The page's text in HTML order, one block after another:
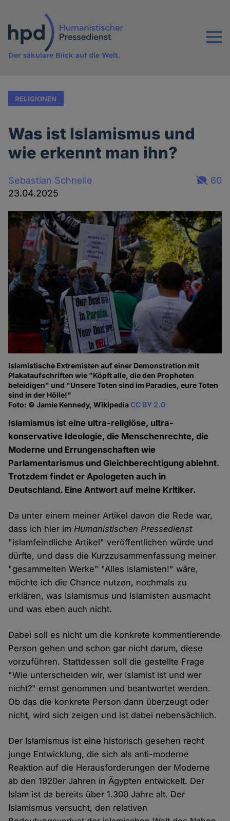
Inhalt
Menu
Der säkulare Blick auf die Welt.
RELIGIONEN
Was ist Islamismus und
wie erkennt man ihn?
Sebastian Schnelle
23.04.2025
60
Islamistische Extremisten auf einer Demonstration mit
Plakataufschriften wie "Köpft alle, die den Propheten
beleidigen" und "Unsere Toten sind im Paradies, eure Toten
sind in der Hölle!"
Foto: © Jamie Kennedy, WikipediaCC BY 2.0
Islamismus ist eine ultra-religiöse, ultra-
konservative Ideologie, die Menschenrechte, die
Moderne und Errungenschaften wie
Parlamentarismus und Gleichberechtigung ablehnt.
Trotzdem findet er Apologeten auch in
Deutschland. Eine Antwort auf meine Kritiker.
Da unter einem meiner Artikel davon die Rede war,
dass ich hier imHumanistischen Pressedienst
"islamfeindliche Artikel" veröffentlichen würde und
dürfte, und dass die Kurzzusammenfassung meiner
"gesammelten Werke" "Alles Islamisten!" wäre,
möchte ich die Chance nutzen, nochmals zu
erklären, was Islamismus und Islamisten ausmacht
und was eben auch nicht.
Dabei soll es nicht um die konkrete kommentierende
Person gehen und schon gar nicht darum, diese
vorzuführen. Stattdessen soll die gestellte Frage
"Wie unterscheiden wir, wer Islamist ist und wer
nicht?" ernst genommen und beantwortet werden.
Ob das die konkrete Person dann überzeugt oder
nicht, wird sich zeigen und ist dabei nebensächlich.
Der Islamismus ist eine historisch gesehen recht
junge Entwicklung, die sich als anti-moderne
Reaktion auf die Herausforderungen der Moderne
ab den 1920er Jahren in Ägypten entwickelt. Der
Islam ist da bereits über 1.300 Jahre alt. Der
Islamismus versucht, den relativen